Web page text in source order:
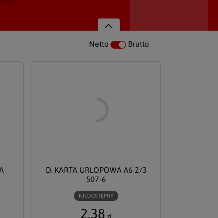
Netto Brutto
D. KARTA URLOPOWA A6 2/3
507-6
NIEDOSTĘPNY
2,38 zł